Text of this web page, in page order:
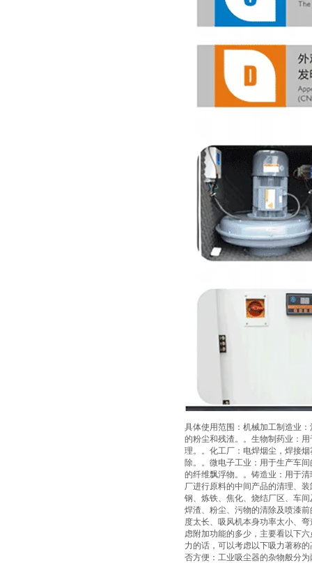
具体使用范围：机械加工制造业
的粉尘和残渣。。生物制药业：
理。。化工厂：电焊烟尘，焊接
除。。微电子工业：用于生产车
的纤维飘浮物。。铸造业：用于
厂进行原料的中间产品的清理、
钢、炼铁、焦化、烧结厂区、车
焊渣、粉尘、污物的清除及喷漆
度太长、吸风机本身功率太小、
虑附加功能的多少，主要看以下
力的话，可以考虑以下吸力著称
否方便：工业吸尘器的杂物般分